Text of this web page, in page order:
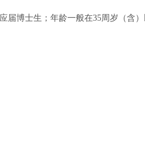
博士生；年龄一般在35周岁（含）